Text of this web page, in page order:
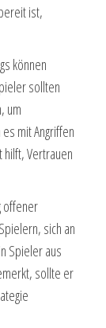
ist,
können
sollten
um
mit Angriffen
hilft, Vertrauen
offener
sich an
Spieler aus
sollte er